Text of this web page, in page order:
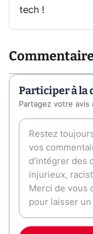
tech !
Participer à la
Partagez votre avis